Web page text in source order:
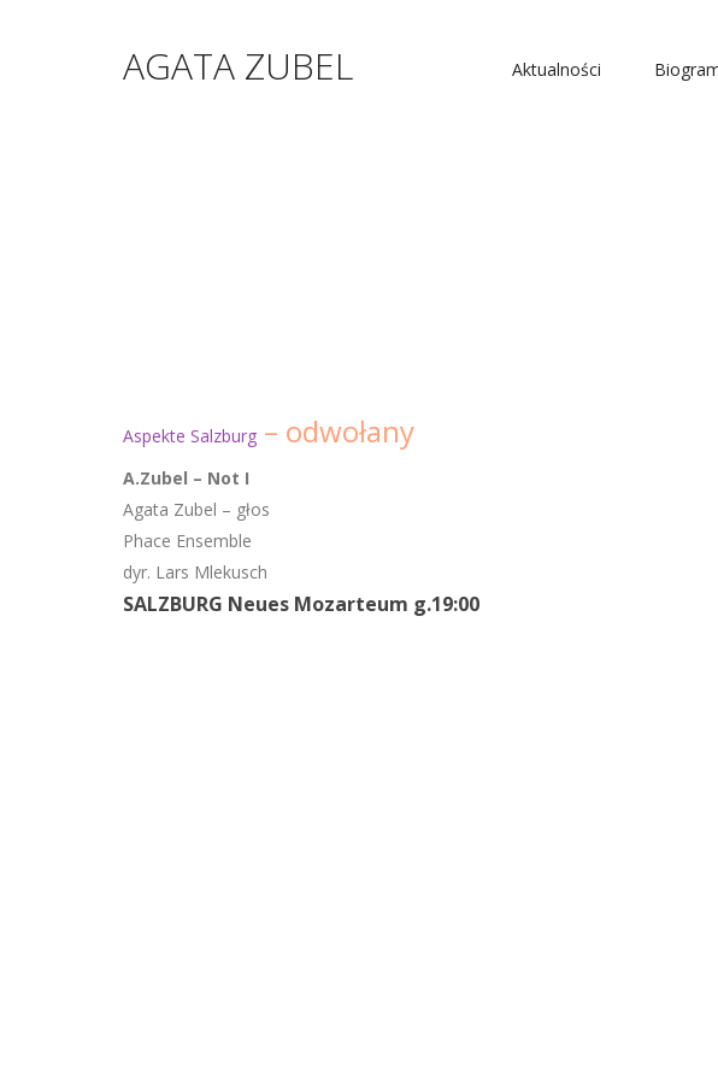
AGATA ZUBEL Aktualności
Aspekte Salzburg – odwołany
A.Zubel – Not I
Agata Zubel – głos
Phace Ensemble
dyr. Lars Mlekusch
SALZBURG Neues Mozarteum g.19:00